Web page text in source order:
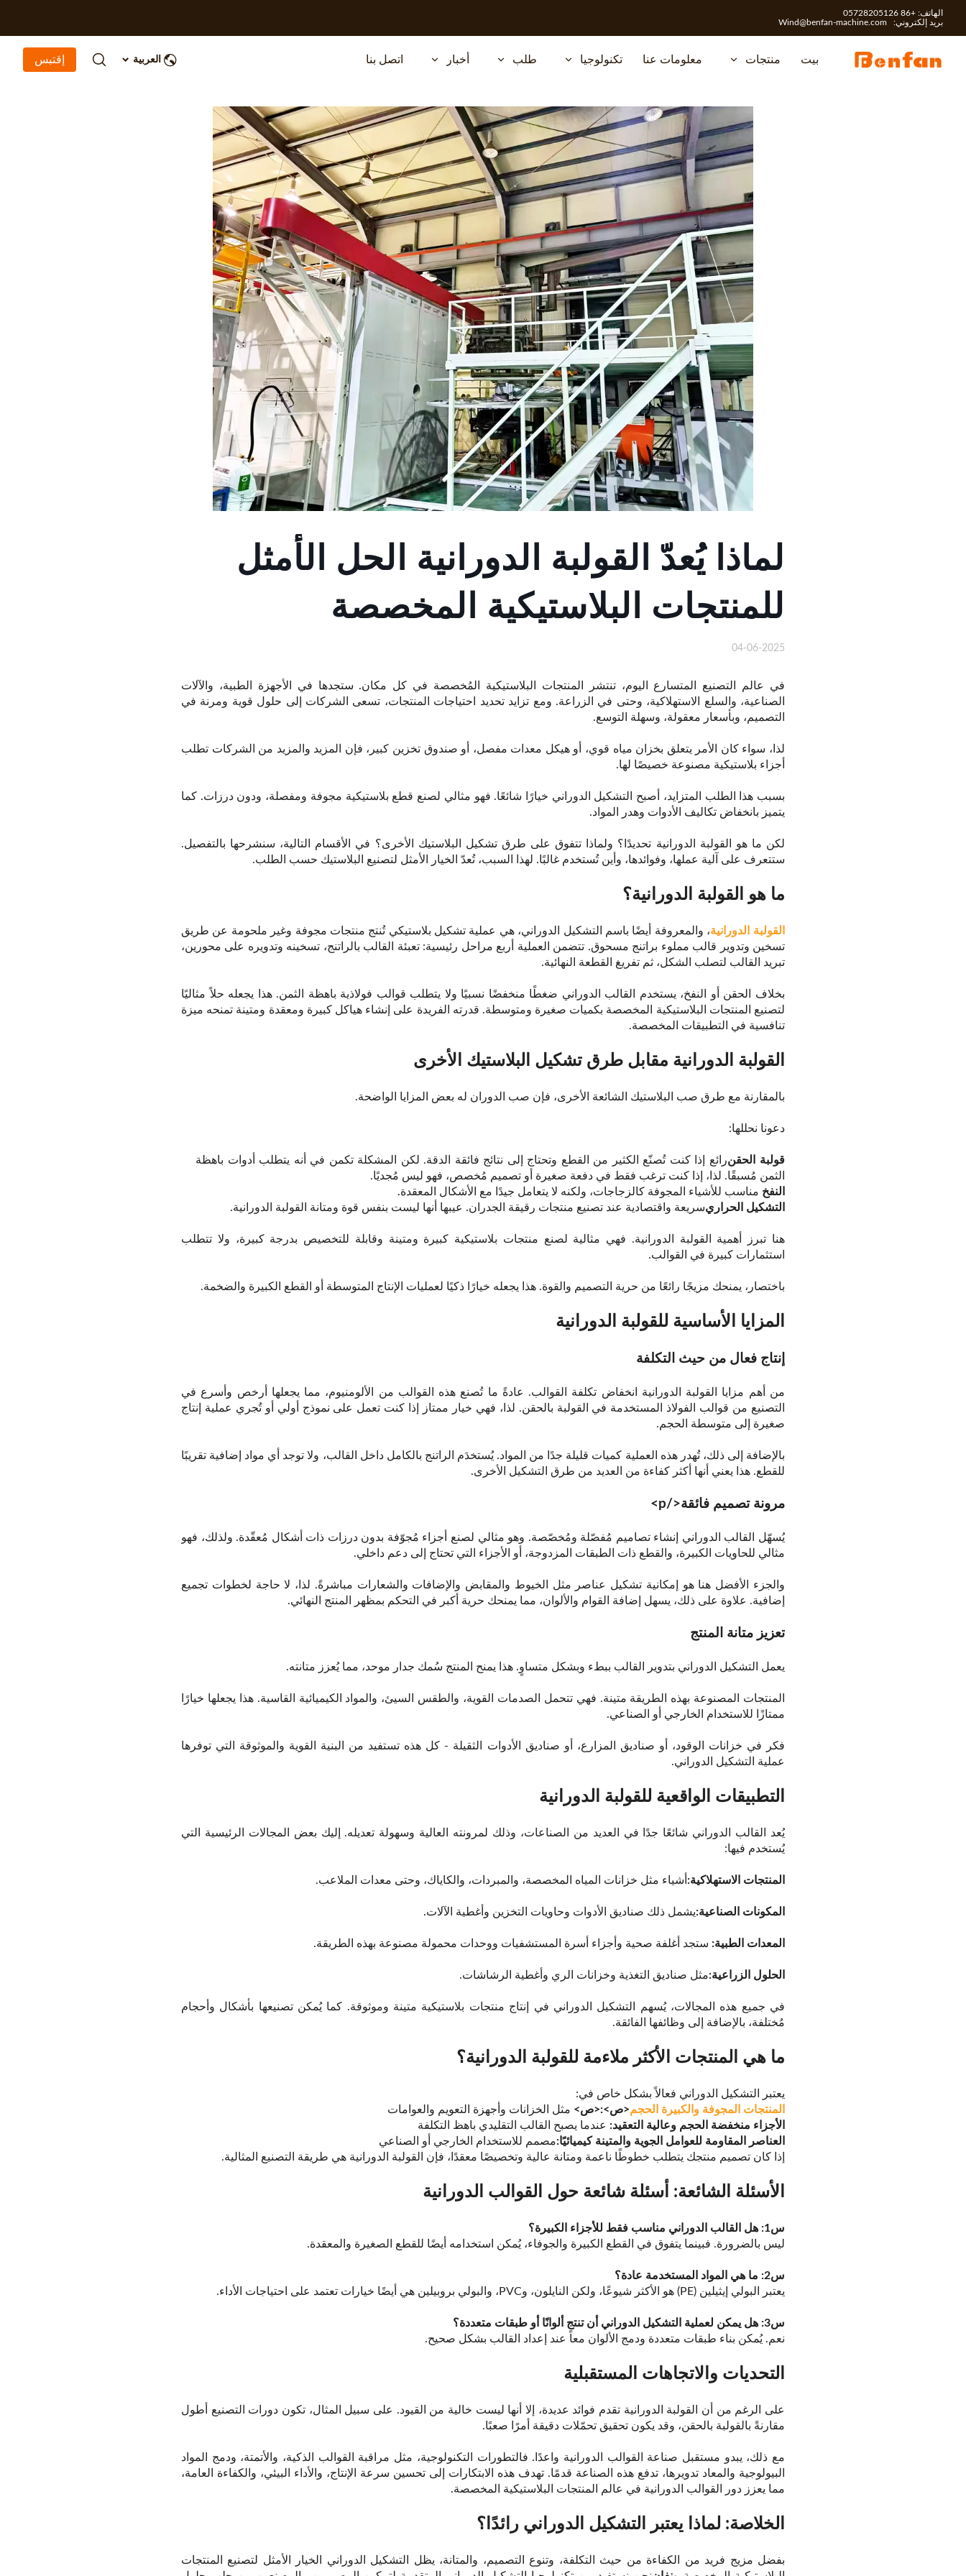
الهاتف: +86 05728205126
بريد إلكتروني: Wind@benfan-machine.com
بيت منتجات معلومات عنا تكنولوجيا طلب أخبار اتصل بنا العربية إقتبس
لماذا يُعدّ القولبة الدورانية الحل الأمثل
للمنتجات البلاستيكية المخصصة
04-06-2025
في عالم التصنيع المتسارع اليوم، تنتشر المنتجات البلاستيكية المُخصصة في كل مكان. ستجدها في الأجهزة الطبية، والآلات
الصناعية، والسلع الاستهلاكية، وحتى في الزراعة. ومع تزايد تحديد احتياجات المنتجات، تسعى الشركات إلى حلول قوية ومرنة في
التصميم، وبأسعار معقولة، وسهلة التوسع.
لذا، سواء كان الأمر يتعلق بخزان مياه قوي، أو هيكل معدات مفصل، أو صندوق تخزين كبير، فإن المزيد والمزيد من الشركات تطلب
أجزاء بلاستيكية مصنوعة خصيصًا لها.
بسبب هذا الطلب المتزايد، أصبح التشكيل الدوراني خيارًا شائعًا. فهو مثالي لصنع قطع بلاستيكية مجوفة ومفصلة، ​​ودون درزات. كما
يتميز بانخفاض تكاليف الأدوات وهدر المواد.
لكن ما هو القولبة الدورانية تحديدًا؟ ولماذا تتفوق على طرق تشكيل البلاستيك الأخرى؟ في الأقسام التالية، سنشرحها بالتفصيل.
ستتعرف على آلية عملها، وفوائدها، وأين تُستخدم غالبًا. لهذا السبب، تُعدّ الخيار الأمثل لتصنيع البلاستيك حسب الطلب.
ما هو القولبة الدورانية؟
القولبة الدورانية، والمعروفة أيضًا باسم التشكيل الدوراني، هي عملية تشكيل بلاستيكي تُنتج منتجات مجوفة وغير ملحومة عن طريق
تسخين وتدوير قالب مملوء براتنج مسحوق. تتضمن العملية أربع مراحل رئيسية: تعبئة القالب بالراتنج، تسخينه وتدويره على محورين،
تبريد القالب لتصلب الشكل، ثم تفريغ القطعة النهائية.
بخلاف الحقن أو النفخ، يستخدم القالب الدوراني ضغطًا منخفضًا نسبيًا ولا يتطلب قوالب فولاذية باهظة الثمن. هذا يجعله حلاً مثاليًا
لتصنيع المنتجات البلاستيكية المخصصة بكميات صغيرة ومتوسطة. قدرته الفريدة على إنشاء هياكل كبيرة ومعقدة ومتينة تمنحه ميزة
تنافسية في التطبيقات المخصصة.
القولبة الدورانية مقابل طرق تشكيل البلاستيك الأخرى
بالمقارنة مع طرق صب البلاستيك الشائعة الأخرى، فإن صب الدوران له بعض المزايا الواضحة.
دعونا نحللها:
قولبة الحقنرائع إذا كنت تُصنّع الكثير من القطع وتحتاج إلى نتائج فائقة الدقة. لكن المشكلة تكمن في أنه يتطلب أدوات باهظة
الثمن مُسبقًا. لذا، إذا كنت ترغب فقط في دفعة صغيرة أو تصميم مُخصص، فهو ليس مُجديًا.
النفخ مناسب للأشياء المجوفة كالزجاجات، ولكنه لا يتعامل جيدًا مع الأشكال المعقدة.
التشكيل الحراريسريعة واقتصادية عند تصنيع منتجات رقيقة الجدران. عيبها أنها ليست بنفس قوة ومتانة القولبة الدورانية.
هنا تبرز أهمية القولبة الدورانية. فهي مثالية لصنع منتجات بلاستيكية كبيرة ومتينة وقابلة للتخصيص بدرجة كبيرة، ولا تتطلب
استثمارات كبيرة في القوالب.
باختصار، يمنحك مزيجًا رائعًا من حرية التصميم والقوة. هذا يجعله خيارًا ذكيًا لعمليات الإنتاج المتوسطة أو القطع الكبيرة والضخمة.
المزايا الأساسية للقولبة الدورانية
إنتاج فعال من حيث التكلفة
من أهم مزايا القولبة الدورانية انخفاض تكلفة القوالب. عادةً ما تُصنع هذه القوالب من الألومنيوم، مما يجعلها أرخص وأسرع في
التصنيع من قوالب الفولاذ المستخدمة في القولبة بالحقن. لذا، فهي خيار ممتاز إذا كنت تعمل على نموذج أولي أو تُجري عملية إنتاج
صغيرة إلى متوسطة الحجم.
بالإضافة إلى ذلك، تُهدر هذه العملية كميات قليلة جدًا من المواد. يُستخدَم الراتنج بالكامل داخل القالب، ولا توجد أي مواد إضافية تقريبًا
للقطع. هذا يعني أنها أكثر كفاءة من العديد من طرق التشكيل الأخرى.
مرونة تصميم فائقة</p>
يُسهّل القالب الدوراني إنشاء تصاميم مُفصّلة ومُخصّصة. وهو مثالي لصنع أجزاء مُجوّفة بدون درزات ذات أشكال مُعقّدة. ولذلك، فهو
مثالي للحاويات الكبيرة، والقطع ذات الطبقات المزدوجة، أو الأجزاء التي تحتاج إلى دعم داخلي.
والجزء الأفضل هنا هو إمكانية تشكيل عناصر مثل الخيوط والمقابض والإضافات والشعارات مباشرةً. لذا، لا حاجة لخطوات تجميع
إضافية. علاوة على ذلك، يسهل إضافة القوام والألوان، مما يمنحك حرية أكبر في التحكم بمظهر المنتج النهائي.
تعزيز متانة المنتج
يعمل التشكيل الدوراني بتدوير القالب ببطء وبشكل متساوٍ. هذا يمنح المنتج سُمك جدار موحد، مما يُعزز متانته.
المنتجات المصنوعة بهذه الطريقة متينة. فهي تتحمل الصدمات القوية، والطقس السيئ، والمواد الكيميائية القاسية. هذا يجعلها خيارًا
ممتازًا للاستخدام الخارجي أو الصناعي.
فكر في خزانات الوقود، أو صناديق المزارع، أو صناديق الأدوات الثقيلة - كل هذه تستفيد من البنية القوية والموثوقة التي توفرها
عملية التشكيل الدوراني.
التطبيقات الواقعية للقولبة الدورانية
يُعد القالب الدوراني شائعًا جدًا في العديد من الصناعات، وذلك لمرونته العالية وسهولة تعديله. إليك بعض المجالات الرئيسية التي
يُستخدم فيها:
المنتجات الاستهلاكية: أشياء مثل خزانات المياه المخصصة، والمبردات، والكاياك، وحتى معدات الملاعب.
المكونات الصناعية:يشمل ذلك صناديق الأدوات وحاويات التخزين وأغطية الآلات.
المعدات الطبية: ستجد أغلفة صحية وأجزاء أسرة المستشفيات ووحدات محمولة مصنوعة بهذه الطريقة.
الحلول الزراعية:مثل صناديق التغذية وخزانات الري وأغطية الرشاشات.
في جميع هذه المجالات، يُسهم التشكيل الدوراني في إنتاج منتجات بلاستيكية متينة وموثوقة. كما يُمكن تصنيعها بأشكال وأحجام
مُختلفة، بالإضافة إلى وظائفها الفائقة.
ما هي المنتجات الأكثر ملاءمة للقولبة الدورانية؟
يعتبر التشكيل الدوراني فعالاً بشكل خاص في:
المنتجات المجوفة والكبيرة الحجم<ص>:<ص> مثل الخزانات وأجهزة التعويم والعوامات
الأجزاء منخفضة الحجم وعالية التعقيد: عندما يصبح القالب التقليدي باهظ التكلفة
العناصر المقاومة للعوامل الجوية والمتينة كيميائيًا:مصمم للاستخدام الخارجي أو الصناعي
إذا كان تصميم منتجك يتطلب خطوطًا ناعمة ومتانة عالية وتخصيصًا معقدًا، فإن القولبة الدورانية هي طريقة التصنيع المثالية.
الأسئلة الشائعة: أسئلة شائعة حول القوالب الدورانية
س1: هل القالب الدوراني مناسب فقط للأجزاء الكبيرة؟
ليس بالضرورة. فبينما يتفوق في القطع الكبيرة والجوفاء، يُمكن استخدامه أيضًا للقطع الصغيرة والمعقدة.
س2: ما هي المواد المستخدمة عادة؟
يعتبر البولي إيثيلين (PE) هو الأكثر شيوعًا، ولكن النايلون، وPVC، والبولي بروبيلين هي أيضًا خيارات تعتمد على احتياجات الأداء.
س3: هل يمكن لعملية التشكيل الدوراني أن تنتج ألوانًا أو طبقات متعددة؟
نعم. يُمكن بناء طبقات متعددة ودمج الألوان معاً عند إعداد القالب بشكل صحيح.
التحديات والاتجاهات المستقبلية
على الرغم من أن القولبة الدورانية تقدم فوائد عديدة، إلا أنها ليست خالية من القيود. على سبيل المثال، تكون دورات التصنيع أطول
مقارنةً بالقولبة بالحقن، وقد يكون تحقيق تحمّلات دقيقة أمرًا صعبًا.
مع ذلك، يبدو مستقبل صناعة القوالب الدورانية واعدًا. فالتطورات التكنولوجية، مثل مراقبة القوالب الذكية، والأتمتة، ودمج المواد
البيولوجية والمعاد تدويرها، تدفع هذه الصناعة قدمًا. تهدف هذه الابتكارات إلى تحسين سرعة الإنتاج، والأداء البيئي، والكفاءة العامة،
مما يعزز دور القوالب الدورانية في عالم المنتجات البلاستيكية المخصصة.
الخلاصة: لماذا يعتبر التشكيل الدوراني رائدًا؟
بفضل مزيج فريد من الكفاءة من حيث التكلفة، وتنوع التصميم، والمتانة، يظل التشكيل الدوراني الخيار الأمثل لتصنيع المنتجات